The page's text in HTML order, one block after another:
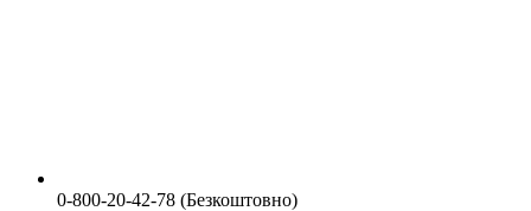
0-800-20-42-78 (Безкоштовно)